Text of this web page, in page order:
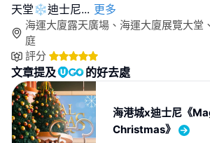
天堂❄️迪士尼... 更多
海運大廈露天廣場、海運大廈展覽大堂
庭
評分
文章提及 的好去處
海港城x迪士尼《
Christmas》